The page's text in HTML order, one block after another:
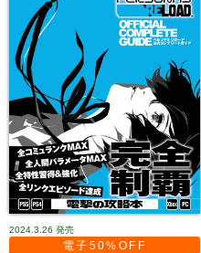
2024.3.26 発売
電子50%OFF